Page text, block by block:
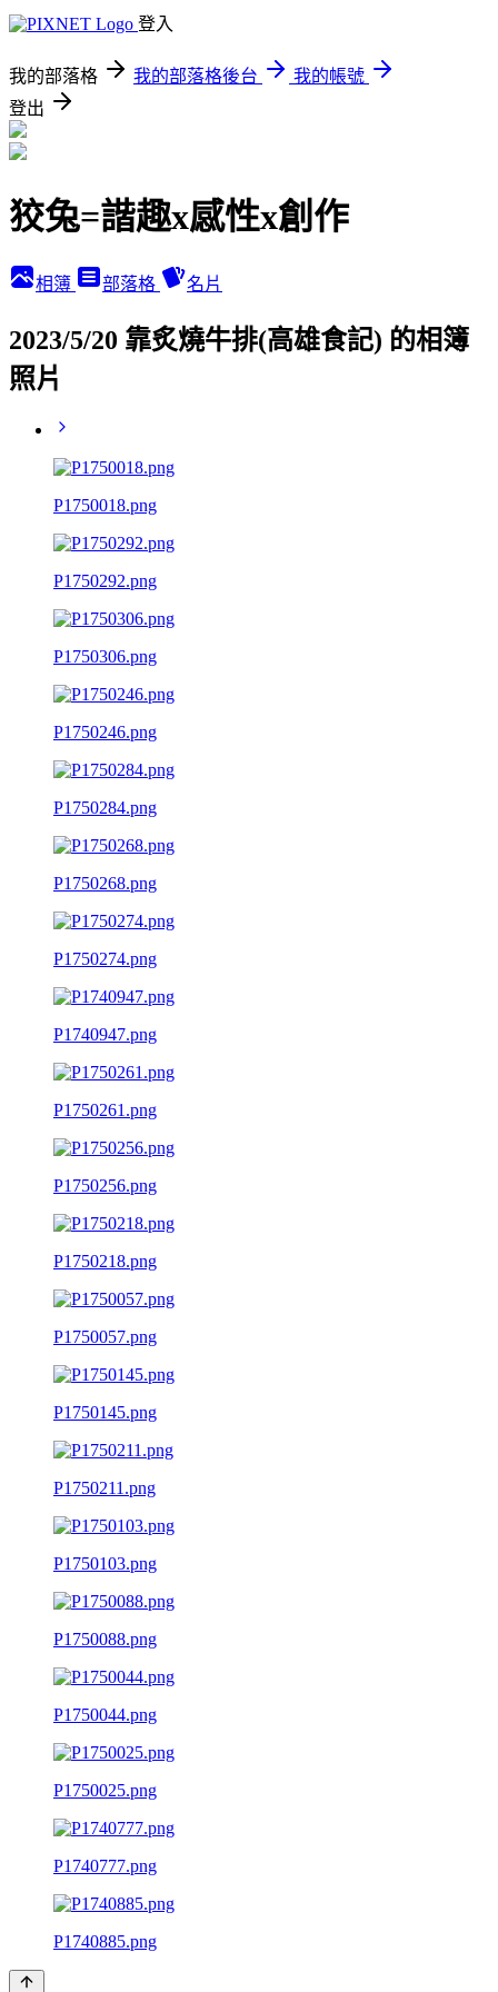
登入
我的部落格 我的部落格後台
我的帳號
登出
狡兔=諧趣x感性x創作
相簿 部落格 名片
2023/5/20 靠炙燒牛排(高雄食記) 的相簿
照片
P1750018.png
P1750292.png
P1750306.png
P1750246.png
P1750284.png
P1750268.png
P1750274.png
P1740947.png
P1750261.png
P1750256.png
P1750218.png
P1750057.png
P1750145.png
P1750211.png
P1750103.png
P1750088.png
P1750044.png
P1750025.png
P1740777.png
P1740885.png